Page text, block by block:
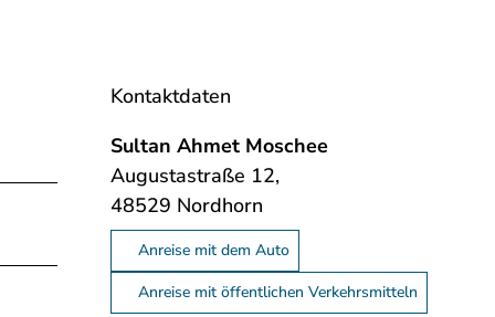
Kontaktdaten
Sultan Ahmet Moschee
Augustastraße 12,
48529 Nordhorn
Anreise mit dem Auto
Anreise mit öffentlichen Verkehrsmitteln